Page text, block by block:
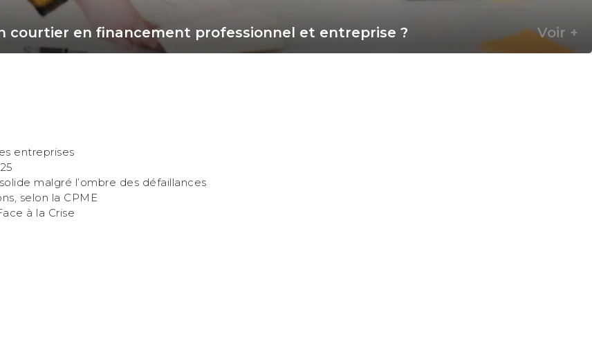
courtier en financement professionnel et entreprise ? Voir +
entreprises
malgré l’ombre des défaillances
selon la CPME
à la Crise